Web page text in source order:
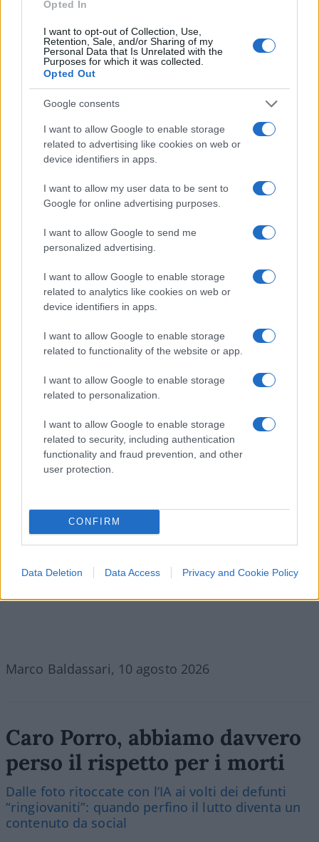
Opted In
I want to opt-out of Collection, Use,
Retention, Sale, and/or Sharing of my
Personal Data that Is Unrelated with the
Purposes for which it was collected.
Opted Out
Google consents
I want to allow Google to enable storage
related to advertising like cookies on web or
device identifiers in apps.
I want to allow my user data to be sent to
Google for online advertising purposes.
I want to allow Google to send me
personalized advertising.
I want to allow Google to enable storage
related to analytics like cookies on web or
device identifiers in apps.
I want to allow Google to enable storage
related to functionality of the website or app.
I want to allow Google to enable storage
related to personalization.
I want to allow Google to enable storage
related to security, including authentication
functionality and fraud prevention, and other
user protection.
CONFIRM
Data Deletion Data Access Privacy and Cookie Policy
La reazione della
proporzionata. L’Italia ha sospeso Schengen
da altri Paesi, di una facoltà prevista dal trattato.
La misura riguarda esclusivamente le persone non
riguarda in alcun modo i cittadini spagnoli, che
continuano ad entrare liberamente nel nostro
Paese.
La Spagna ha invece ripristinato i controlli per i
cittadini italiani, violando platealmente i principi
basilari della Unione Europea. La mossa disperata
di un leader travolto dagli scandali, che si regge in
Parlamento grazie al voto dei secessionisti
Sanchez
è un pericolo per l’Europae per il suo stesso
ricorda tanto Giuseppe Conte.
Marco Baldassari, 10 agosto 2026
Caro Porro, abbiamo davvero
perso il rispetto per i morti
Dalle foto ritoccate con l’IA ai volti dei defunti
“ringiovaniti”: quando perfino il lutto diventa un
contenuto da social